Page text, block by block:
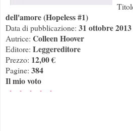
dell'amore (Hopeless #1)
Data di pubblicazione: 31 ottobre 2013
Autrice: Colleen Hoover
Editore: Leggereditore
Prezzo: 12,00 €
Pagine: 384
Il mio voto